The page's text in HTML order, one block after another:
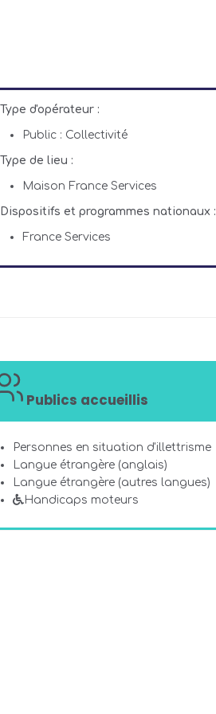
Type d'opérateur :
Public : Collectivité
Type de lieu :
Maison France Services
Dispositifs et programmes nationaux :
France Services
Publics accueillis
Personnes en situation d'illettrisme
Langue étrangère (anglais)
Langue étrangère (autres langues)
Handicaps moteurs